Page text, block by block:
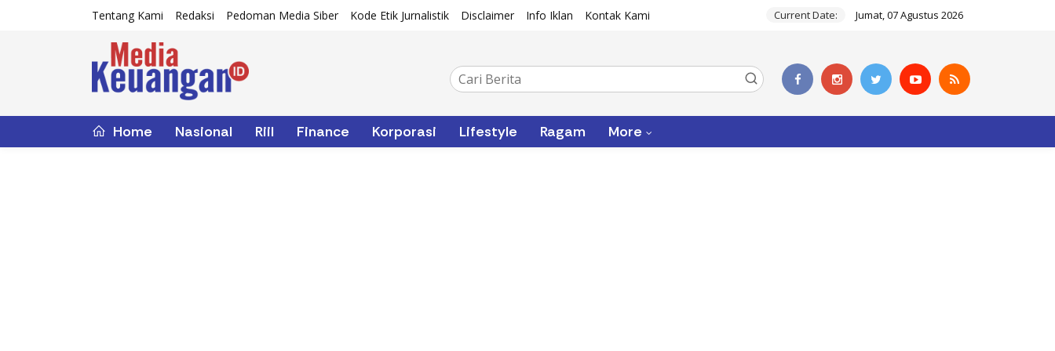
Tentang Kami Redaksi Pedoman Media Siber Kode Etik Jurnalistik Disclaimer Info Iklan Kontak Kami Current Date: Jumat, 07 Agustus 2026
Home Nasional Riil Finance Korporasi Lifestyle Ragam More